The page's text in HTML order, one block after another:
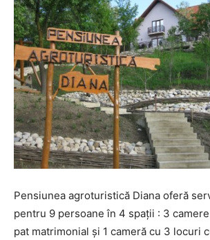
Pensiunea agroturistică Diana oferă
pentru 9 persoane în 4 spaţii : 3
pat matrimonial şi 1 cameră cu 3 locuri